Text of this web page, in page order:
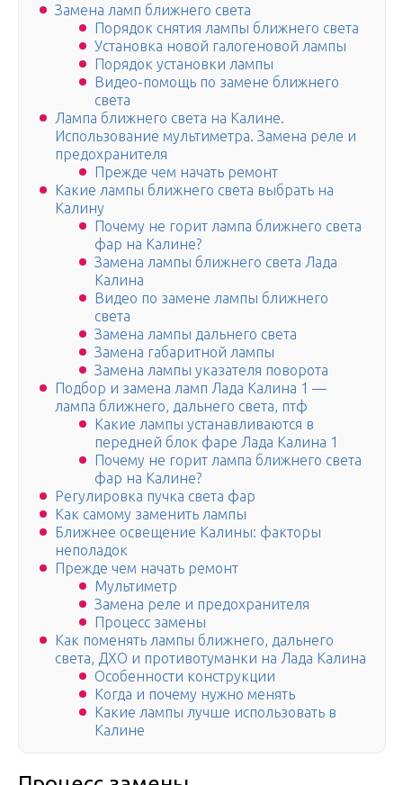
Замена ламп ближнего света
Порядок снятия лампы ближнего света
Установка новой галогеновой лампы
Порядок установки лампы
Видео-помощь по замене ближнего
света
Лампа ближнего света на Калине.
Использование мультиметра. Замена реле и
предохранителя
Прежде чем начать ремонт
Какие лампы ближнего света выбрать на
Калину
Почему не горит лампа ближнего света
фар на Калине?
Замена лампы ближнего света Лада
Калина
Видео по замене лампы ближнего
света
Замена лампы дальнего света
Замена габаритной лампы
Замена лампы указателя поворота
Подбор и замена ламп Лада Калина 1 —
лампа ближнего, дальнего света, птф
Какие лампы устанавливаются в
передней блок фаре Лада Калина 1
Почему не горит лампа ближнего света
фар на Калине?
Регулировка пучка света фар
Как самому заменить лампы
Ближнее освещение Калины: факторы
неполадок
Прежде чем начать ремонт
Мультиметр
Замена реле и предохранителя
Процесс замены
Как поменять лампы ближнего, дальнего
света, ДХО и противотуманки на Лада Калина
Особенности конструкции
Когда и почему нужно менять
Какие лампы лучше использовать в
Калине